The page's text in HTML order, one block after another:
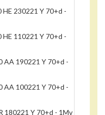
HE 230221 Y 70+d -
HE 110221 Y 70+d -
AA 190221 Y 70+d -
AA 100221 Y 70+d -
180221 Y 70+d - 1Mv